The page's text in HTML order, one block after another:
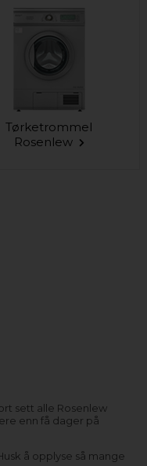
Tørketrommel
Rosenlew
sett alle Rosenlew
enn få dager på
Husk å opplyse så mange